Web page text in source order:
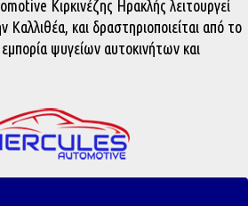
Κιρκινέζης Ηρακλής λειτουργεί
και δραστηριοποιείται από το
ψυγείων αυτοκινήτων και